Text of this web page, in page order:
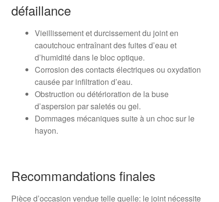
défaillance
Vieillissement et durcissement du joint en
caoutchouc entraînant des fuites d’eau et
d’humidité dans le bloc optique.
Corrosion des contacts électriques ou oxydation
causée par infiltration d’eau.
Obstruction ou détérioration de la buse
d’aspersion par saletés ou gel.
Dommages mécaniques suite à un choc sur le
hayon.
Recommandations finales
Pièce d’occasion vendue telle quelle: le joint nécessite